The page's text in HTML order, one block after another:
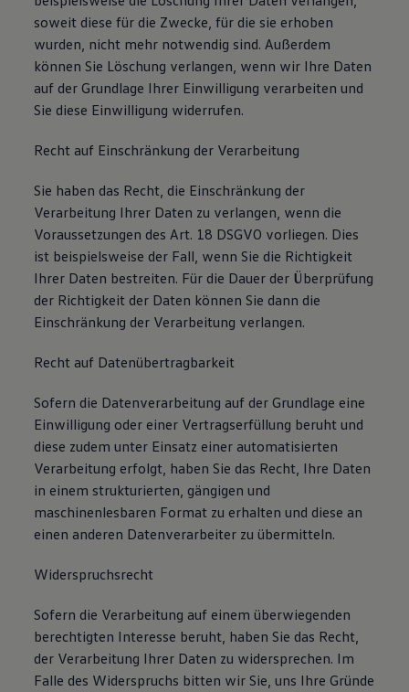
soweit diese für die Zwecke, für die sie erhoben
wurden, nicht mehr notwendig sind. Außerdem
können Sie Löschung verlangen, wenn wir Ihre Daten
auf der Grundlage Ihrer Einwilligung verarbeiten und
Sie diese Einwilligung widerrufen.
Recht auf Einschränkung der Verarbeitung
Sie haben das Recht, die Einschränkung der
Verarbeitung Ihrer Daten zu verlangen, wenn die
Voraussetzungen des Art. 18 DSGVO vorliegen. Dies
ist beispielsweise der Fall, wenn Sie die Richtigkeit
Ihrer Daten bestreiten. Für die Dauer der Überprüfung
der Richtigkeit der Daten können Sie dann die
Einschränkung der Verarbeitung verlangen.
Recht auf Datenübertragbarkeit
Sofern die Datenverarbeitung auf der Grundlage eine
Einwilligung oder einer Vertragserfüllung beruht und
diese zudem unter Einsatz einer automatisierten
Verarbeitung erfolgt, haben Sie das Recht, Ihre Daten
in einem strukturierten, gängigen und
maschinenlesbaren Format zu erhalten und diese an
einen anderen Datenverarbeiter zu übermitteln.
Widerspruchsrecht
Sofern die Verarbeitung auf einem überwiegenden
berechtigten Interesse beruht, haben Sie das Recht,
der Verarbeitung Ihrer Daten zu widersprechen. Im
Falle des Widerspruchs bitten wir Sie, uns Ihre Gründe